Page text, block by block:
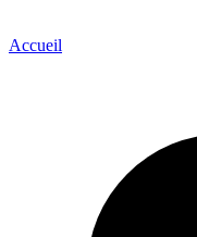
Accueil